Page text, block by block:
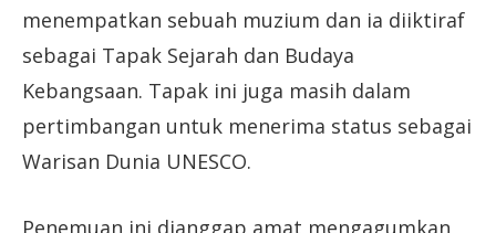
menempatkan sebuah muzium dan ia diiktiraf
sebagai Tapak Sejarah dan Budaya
Kebangsaan. Tapak ini juga masih dalam
pertimbangan untuk menerima status sebagai
Warisan Dunia UNESCO.
Penemuan ini dianggap amat mengagumkan